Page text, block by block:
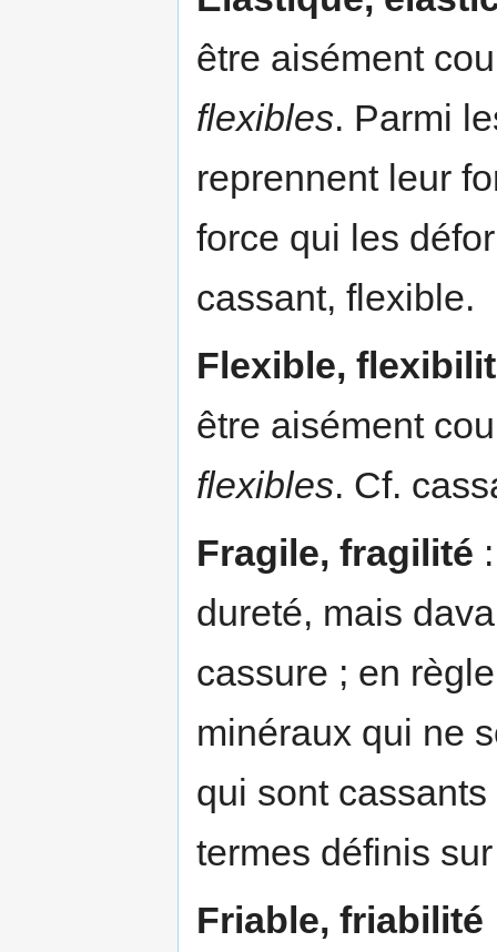
être aisément
flexibles. Parmi
reprennent leur
force qui les
cassant, flexible.
Flexible,
être aisément
flexibles. Cf.
Fragile, fragilité
dureté, mais
cassure ; en
minéraux qui ne
qui sont
termes définis
Friable, friabilité